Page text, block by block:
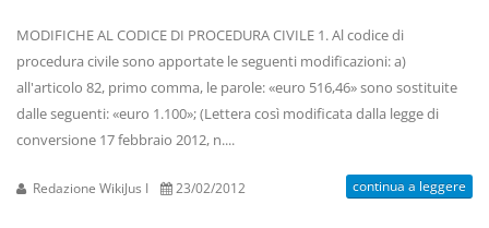
MODIFICHE AL CODICE DI PROCEDURA CIVILE 1. Al codice di
procedura civile sono apportate le seguenti modificazioni: a)
all'articolo 82, primo comma, le parole: «euro 516,46» sono sostituite
dalle seguenti: «euro 1.100»; (Lettera così modificata dalla legge di
conversione 17 febbraio 2012, n....
Redazione WikiJus I 23/02/2012 continua a leggere